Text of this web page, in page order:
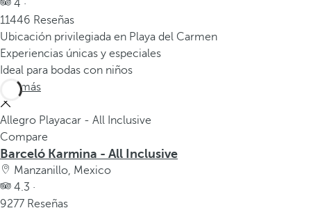
4 ·
11446 Reseñas
Ubicación privilegiada en Playa del Carmen
Experiencias únicas y especiales
Ideal para bodas con niños
Ver más
Allegro Playacar - All Inclusive
Compare
Barceló Karmina - All Inclusive
Manzanillo, Mexico
4.3 ·
9277 Reseñas